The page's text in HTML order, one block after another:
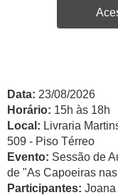
Data: 23/08/2026
Horário: 15h às 18h
Local: Livraria
509 - Piso Térreo
Evento: Sessão de
de "As Capoeiras
Participantes: Joana